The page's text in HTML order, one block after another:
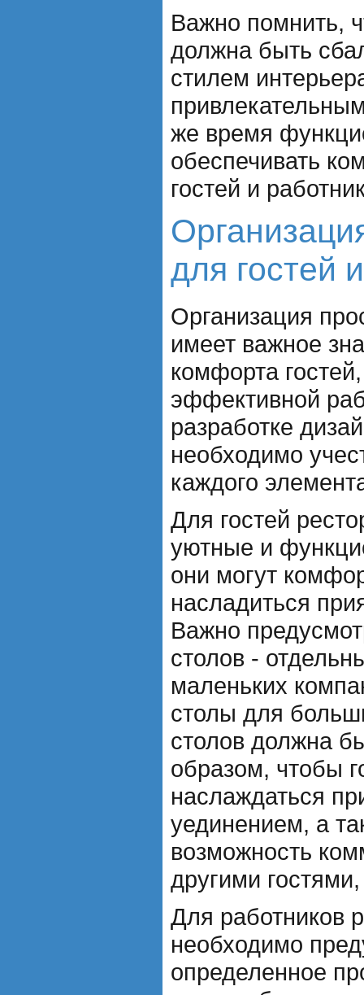
Важно помнить,
должна быть
стилем
же время
обеспечивать
гостей и
для гостей
Организация
имеет важное
комфорта
эффективной
разработке
необходимо
каждого
Для гостей
уютные и
они могут
насладиться
Важно
столов -
маленьких
столы для
столов должна
образом, чтобы
наслаждаться
уединением, а
возможность
другими
Для работников
необходимо
определенное